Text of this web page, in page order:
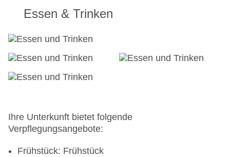
Essen & Trinken
Ihre Unterkunft bietet folgende
Verpflegungsangebote:
Frühstück: Frühstück